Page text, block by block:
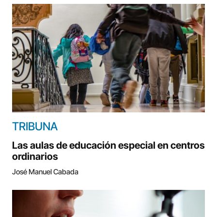
TRIBUNA
Las aulas de educación especial en centros
ordinarios
José Manuel Cabada